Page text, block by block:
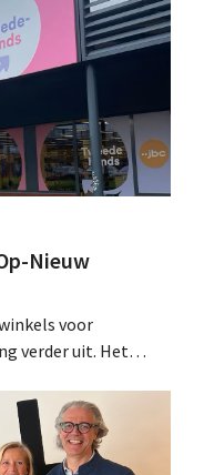
Nieuw
voor
verder uit. Het
Île Luik en Zemst,